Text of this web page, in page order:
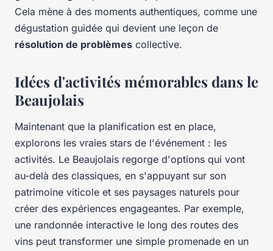
Cela mène à des moments authentiques, comme une
dégustation guidée qui devient une leçon de
résolution de problèmes collective.
Idées d'activités mémorables dans le
Beaujolais
Maintenant que la planification est en place,
explorons les vraies stars de l'événement : les
activités. Le Beaujolais regorge d'options qui vont
au-delà des classiques, en s'appuyant sur son
patrimoine viticole et ses paysages naturels pour
créer des expériences engageantes. Par exemple,
une randonnée interactive le long des routes des
vins peut transformer une simple promenade en un